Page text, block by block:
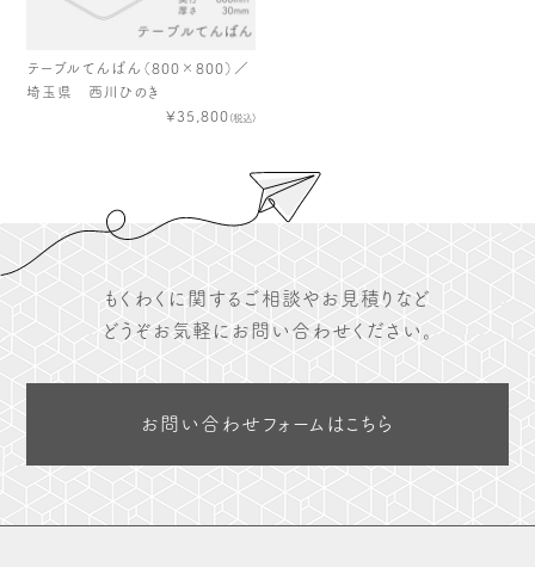
テーブルてんばん（800×800）／
埼玉県 西川ひのき
¥35,800 (税込)
もくわくに関するご相談やお見積りなど
どうぞお気軽にお問い合わせください。
お問い合わせフォームはこちら